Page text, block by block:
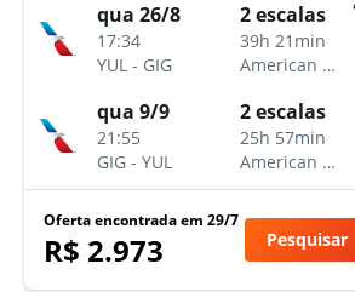
qua 26/8
17:34
YUL - GIG
2 escalas
39h 21min
American Airlines
qua 9/9
21:55
GIG - YUL
2 escalas
25h 57min
American Airlines
Oferta encontrada em 29/7
R$ 2.973 Pesquisar